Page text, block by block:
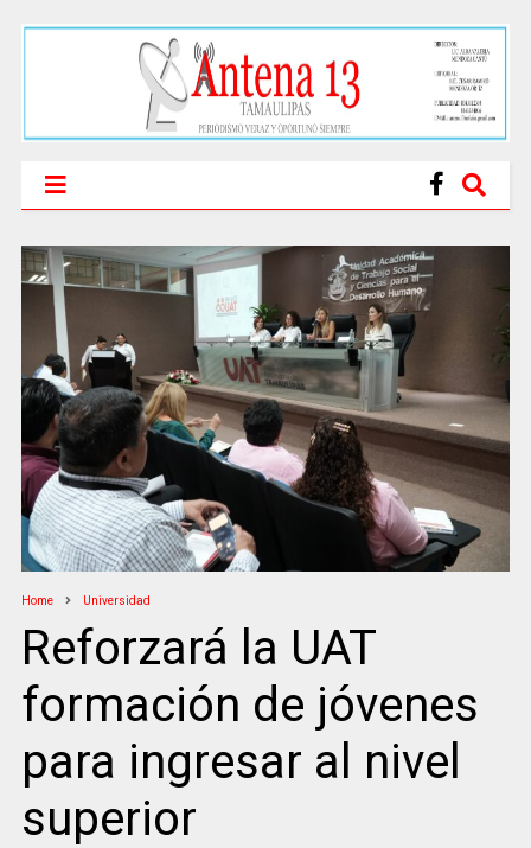
Home Universidad
Reforzará la UAT
formación de jóvenes
para ingresar al nivel
superior